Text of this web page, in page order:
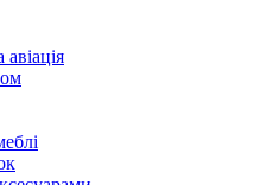
авіація